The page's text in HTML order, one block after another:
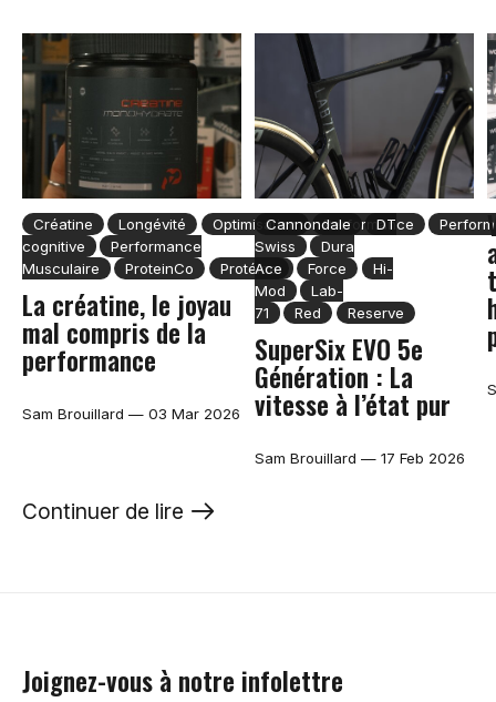
Créatine Longévité Optimisation Performance
cognitive
Performance
Musculaire
ProteinCo Protéine
La créatine, le joyau
mal compris de la
performance
Sam Brouillard — 03 Mar 2026
Cannondale
DT
Swiss
Dura
Ace
Force
Hi-
Mod
Lab-
71
Red Reserve
SuperSix EVO 5e
Génération : La
vitesse à l’état pur
Sam Brouillard — 17 Feb 2026
Continuer de lire
the blog
Joignez-vous à notre infolettre